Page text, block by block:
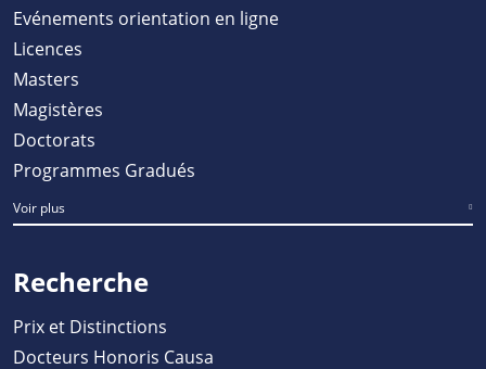
Evénements orientation en ligne
Licences
Masters
Magistères
Doctorats
Programmes Gradués
Voir plus
Recherche
Prix et Distinctions
Docteurs Honoris Causa